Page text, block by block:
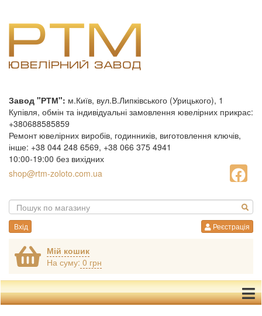
Завод "РТМ": м.Київ, вул.В.Липківського (Урицького), 1
Купівля, обмін та індивідуальні замовлення ювелірних прикрас:
+380688585859
Ремонт ювелірних виробів, годинників, виготовлення ключів,
інше: +38 044 248 6569, +38 066 375 4941
10:00-19:00 без вихідних
shop@rtm-zoloto.com.ua
Вхід Реєстрація
Мій кошик
На суму: 0 грн